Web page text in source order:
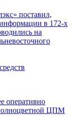
поставил,
в 172-х
на
оперативно
ЦПМ